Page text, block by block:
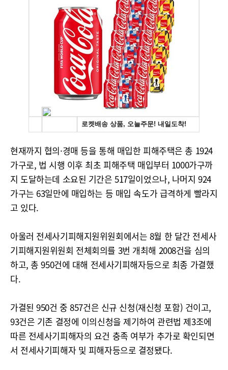
현재까지 협의·경매 등을 통해 매입한 피해주택은 총 1924
가구로, 법 시행 이후 최초 피해주택 매입부터 1000가구까
지 도달하는데 소요된 기간은 517일이었으나, 나머지 924
가구는 63일만에 매입하는 등 매입 속도가 급격하게 빨라지
고 있다.
아울러 전세사기피해지원위원회에서는 8월 한 달간 전세사
기피해지원위원회 전체회의를 3번 개최해 2008건을 심의
하고, 총 950건에 대해 전세사기피해자등으로 최종 가결했
다.
가결된 950건 중 857건은 신규 신청(재신청 포함) 건이고,
93건은 기존 결정에 이의신청을 제기하여 관련법 제3조에
따른 전세사기피해자의 요건 충족 여부가 추가로 확인되면
서 전세사기피해자 및 피해자등으로 결정됐다.